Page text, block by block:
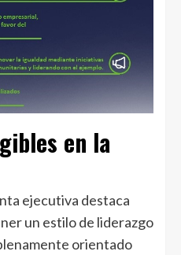
en la
ejecutiva destaca
un estilo de liderazgo
orientado